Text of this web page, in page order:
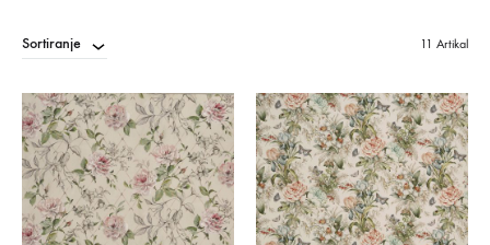
Sortiranje 11 Artikal